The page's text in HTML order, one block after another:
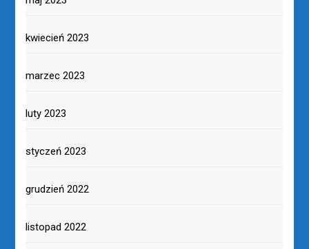
kwiecień 2023
marzec 2023
luty 2023
styczeń 2023
grudzień 2022
listopad 2022